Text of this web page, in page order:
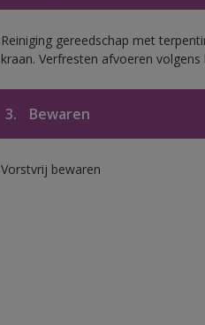
Reiniging gereedschap met
kraan. Verfresten afvoeren volgens
3. Bewaren
Vorstvrij bewaren